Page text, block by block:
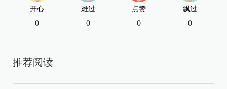
开心
0
难过
0
点赞
0
飘过
0
推荐阅读